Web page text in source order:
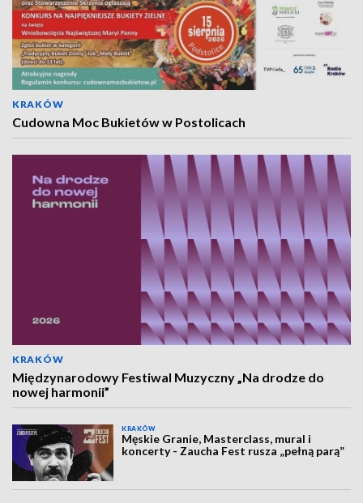
KRAKÓW
Cudowna Moc Bukietów w Postolicach
KRAKÓW
Międzynarodowy Festiwal Muzyczny „Na drodze do
nowej harmonii”
KRAKÓW
Męskie Granie, Masterclass, mural i
koncerty - Zaucha Fest rusza „pełną parą”